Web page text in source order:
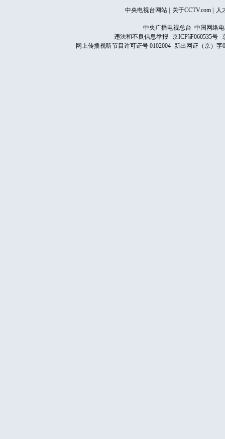
中央电视台网站 关于CCTV.com 人
中央广播电视总台 中国网络
违法和不良信息举报
京ICP证060535号
网上传播视听节目许可证号 0102004 新出网证（京）